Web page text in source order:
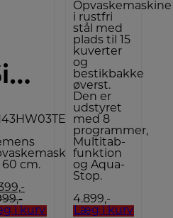
Siemens Opvaskemaskine
60 cm.
i kurv
Opvaskemaskine
i rustfri
stål med
plads til 15
kuverter
og
bestikbakke
øverst.
Den er
udstyret
med 8
programmer,
Multitab-
funktion
og Aqua-
Stop.
4.899,-
Læg i kurv